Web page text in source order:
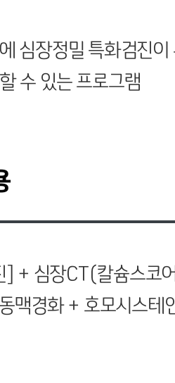
심장정밀 특화검진
수 있는 프로그램
] + 심장CT(칼슘스코
맥경화 + 호모시스테